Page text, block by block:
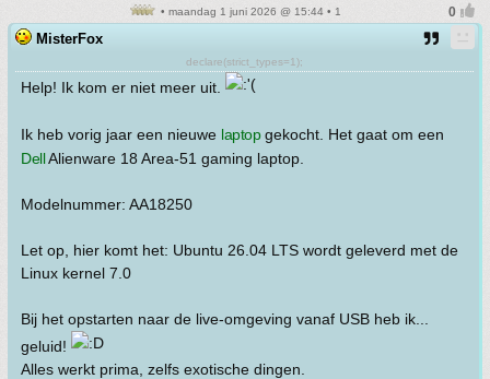
• maandag 1 juni 2026 @ 15:44 • 1
MisterFox
declare(strict_types=1);
Help! Ik kom er niet meer uit.
Ik heb vorig jaar een nieuwe laptopgekocht. Het gaat om een
DellAlienware 18 Area-51 gaming laptop.
Modelnummer: AA18250
Let op, hier komt het: Ubuntu 26.04 LTS wordt geleverd met de
Linux kernel 7.0
Bij het opstarten naar de live-omgeving vanaf USB heb ik...
geluid!
Alles werkt prima, zelfs exotische dingen.